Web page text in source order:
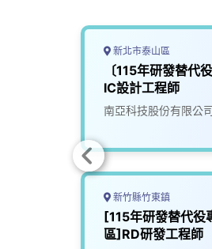
新北市泰山區
〔115年研發替代役
IC設計工程師
南亞科技股份有限公
新竹縣竹東鎮
[115年研發替代役
區]RD研發工程師